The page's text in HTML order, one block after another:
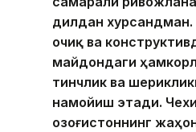
дилдан
очиқ ва
майдондаги
тинчлик ва
намойиш этади.
Қозоғистоннинг